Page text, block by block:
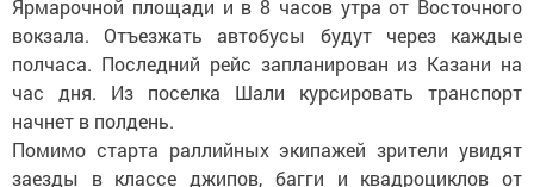
Ярмарочной площади и в 8 часов утра от Восточного
вокзала. Отъезжать автобусы будут через каждые
полчаса. Последний рейс запланирован из Казани на
час дня. Из поселка Шали курсировать транспорт
начнет в полдень.
Помимо старта раллийных экипажей зрители увидят
заезды в классе джипов, багги и квадроциклов от